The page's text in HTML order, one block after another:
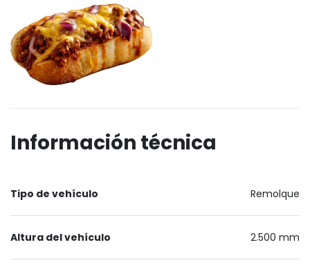
Información técnica
Tipo de vehículo Remolque
Altura del vehículo 2.500 mm